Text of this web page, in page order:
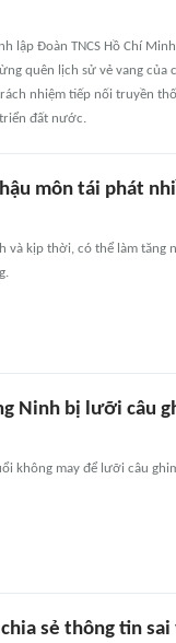
lập Đoàn TNCS Hồ Chí
quên lịch sử vẻ vang của
nhiệm tiếp nối truyền
đất nước.
môn tái phát
và kịp thời, có thể làm tăng
Ninh bị lưỡi câu
không may để lưỡi câu
sẻ thông tin sai